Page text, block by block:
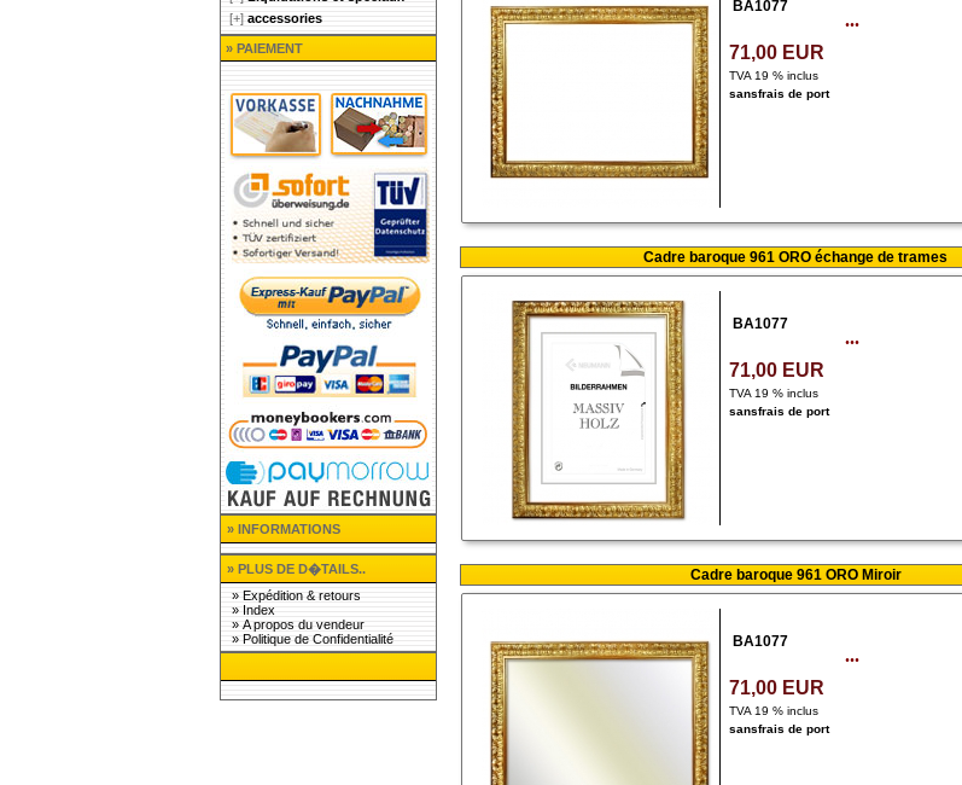
[+] accessories
» PAIEMENT
» INFORMATIONS
» PLUS DE D�TAILS..
» Expédition & retours
» Index
» A propos du vendeur
» Politique de Confidentialité
BA1077
71,00 EUR
TVA 19 % inclus
sansfrais de port
...
Cadre baroque 961 ORO échange de trames
BA1077
71,00 EUR
TVA 19 % inclus
sansfrais de port
...
Cadre baroque 961 ORO Miroir
BA1077
71,00 EUR
TVA 19 % inclus
sansfrais de port
...